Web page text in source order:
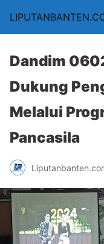
Dandim
Dukung
Melalui
Pancasila